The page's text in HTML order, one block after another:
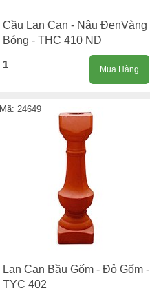
Cầu Lan Can - Nâu ĐenVàng
Bóng - THC 410 ND
1 Mua Hàng
Mã: 24649
Lan Can Bầu Gốm - Đỏ Gốm -
TYC 402